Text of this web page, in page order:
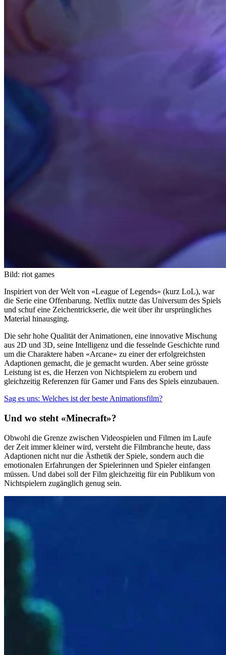
Bild: riot games
Inspiriert von der Welt von «League of Legends» (kurz LoL), war
die Serie eine Offenbarung. Netflix nutzte das Universum des Spiels
und schuf eine Zeichentrickserie, die weit über ihr ursprüngliches
Material hinausging.
Die sehr hohe Qualität der Animationen, eine innovative Mischung
aus 2D und 3D, seine Intelligenz und die fesselnde Geschichte rund
um die Charaktere haben «Arcane» zu einer der erfolgreichsten
Adaptionen gemacht, die je gemacht wurden. Aber seine grösste
Leistung ist es, die Herzen von Nichtspielern zu erobern und
gleichzeitig Referenzen für Gamer und Fans des Spiels einzubauen.
Sag es uns: Welches ist der beste Animationsfilm?
Und wo steht «Minecraft»?
Obwohl die Grenze zwischen Videospielen und Filmen im Laufe
der Zeit immer kleiner wird, versteht die Filmbranche heute, dass
Adaptionen nicht nur die Ästhetik der Spiele, sondern auch die
emotionalen Erfahrungen der Spielerinnen und Spieler einfangen
müssen. Und dabei soll der Film gleichzeitig für ein Publikum von
Nichtspielern zugänglich genug sein.